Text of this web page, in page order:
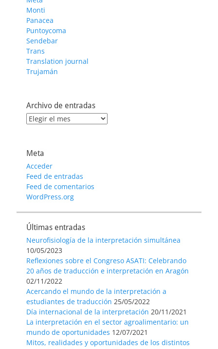
Monti
Panacea
Puntoycoma
Sendebar
Trans
Translation journal
Trujamán
Archivo de entradas
Archivo
Meta
Acceder
Feed de entradas
Feed de comentarios
WordPress.org
Últimas entradas
Neurofisiología de la interpretación simultánea
10/05/2023
Reflexiones sobre el Congreso ASATI: Celebrando
20 años de traducción e interpretación en Aragón
02/11/2022
Acercando el mundo de la interpretación a
estudiantes de traducción 25/05/2022
Día internacional de la interpretación 20/11/2021
La interpretación en el sector agroalimentario: un
mundo de oportunidades 12/07/2021
Mitos, realidades y oportunidades de los distintos